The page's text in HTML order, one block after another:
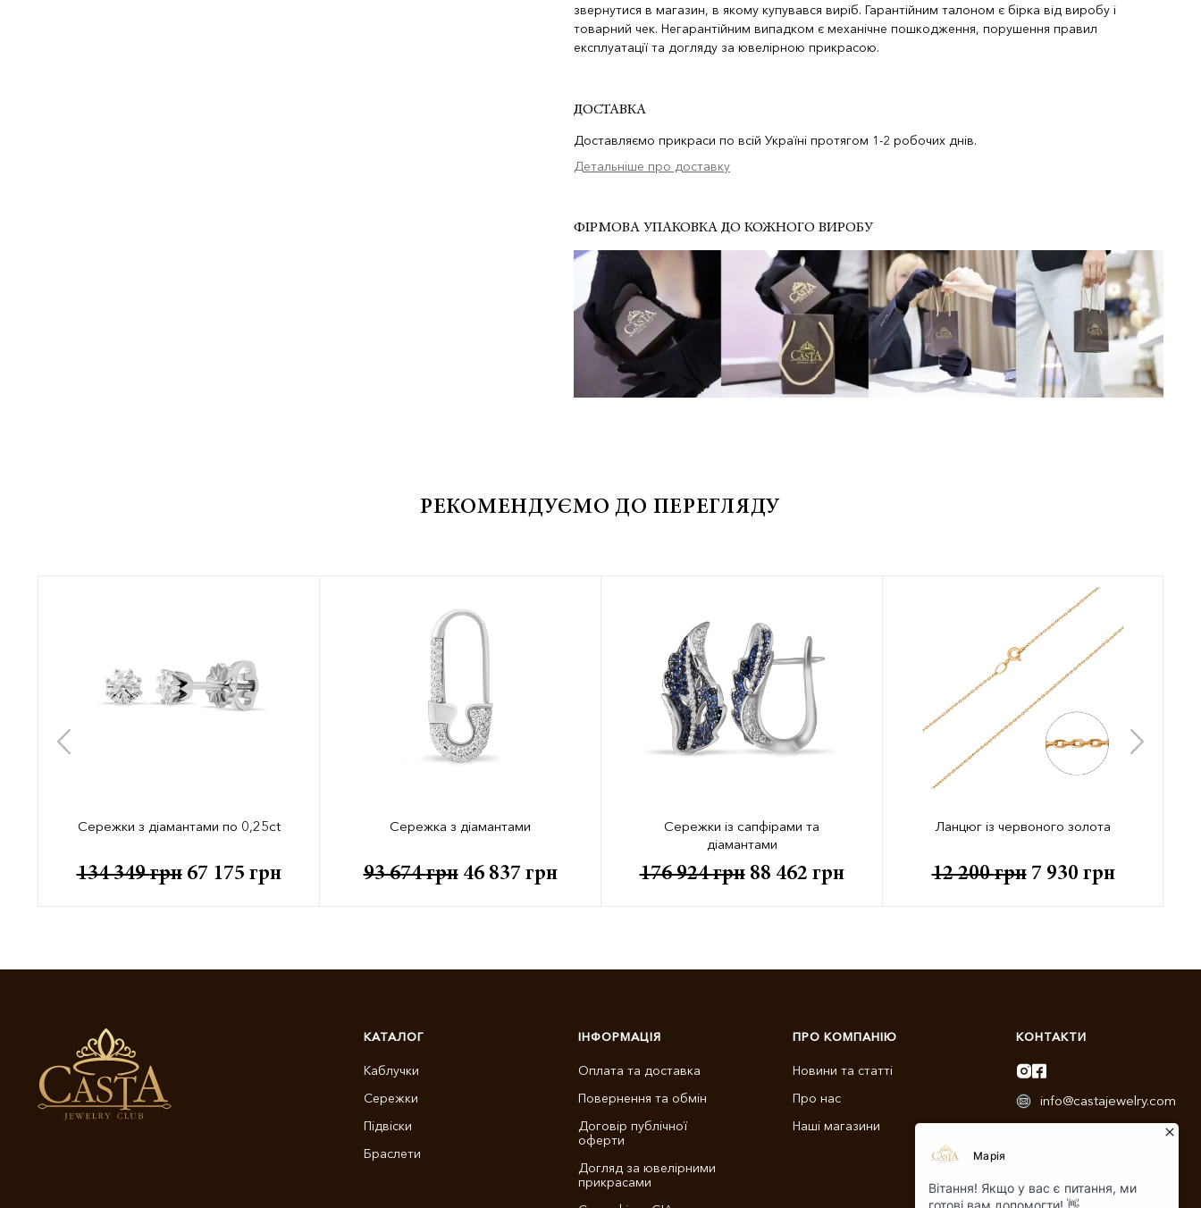
звернутися в магазин, в якому купувався виріб. Гарантійним талоном є бірка від виробу і
товарний чек. Негарантійним випадком є механічне пошкодження, порушення правил
експлуатації та догляду за ювелірною прикрасою.
ДОСТАВКА
Доставляємо прикраси по всій Україні протягом 1-2 робочих днів.
Детальніше про доставку
ФІРМОВА УПАКОВКА ДО КОЖНОГО ВИРОБУ
РЕКОМЕНДУЄМО ДО ПЕРЕГЛЯДУ
Сережки з діамантами по 0,25ct
134 349грн 67 175 грн
Сережка з діамантами
93 674грн 46 837 грн
Сережки із сапфірами та
діамантами
176 924грн 88 462 грн
Ланцюг із червоного золота
12 200грн 7 930 грн
КАТАЛОГ
Каблучки
Сережки
Підвіски
Браслети
ІНФОРМАЦІЯ
Оплата та доставка
Повернення та обмін
Договір публічної
оферти
Догляд за ювелірними
прикрасами
ПРО КОМПАНІЮ
Новини та статті
Про нас
Наші магазини
КОНТАКТИ
info@castajewelry.com